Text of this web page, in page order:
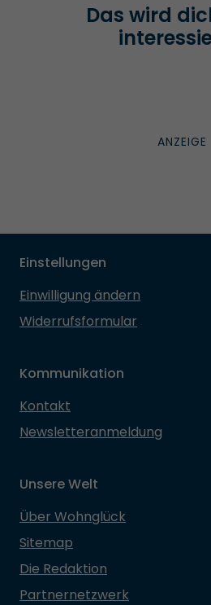
Das wird
Einstellungen
Einwilligung ändern
Widerrufsformular
Kommunikation
Kontakt
Newsletteranmeldung
Unsere Welt
Über Wohnglück
Sitemap
Die Redaktion
Partnernetzwerk